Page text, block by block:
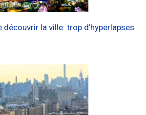
découvrir la ville: trop d’hyperlapses